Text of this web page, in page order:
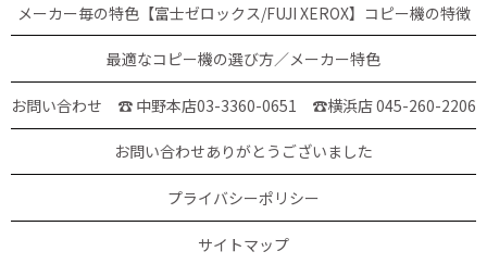
メーカー毎の特色【富士ゼロックス/FUJI XEROX】コピー機の特徴
最適なコピー機の選び方／メーカー特色
お問い合わせ ☎ 中野本店03-3360-0651 ☎横浜店 045-260-2206
お問い合わせありがとうございました
プライバシーポリシー
サイトマップ